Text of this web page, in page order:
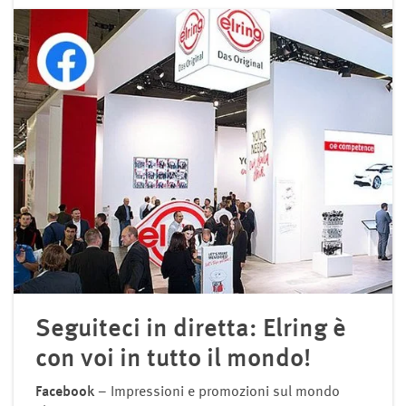
Seguiteci in diretta: Elring è
con voi in tutto il mondo!
Facebook – Impressioni e promozioni sul mondo